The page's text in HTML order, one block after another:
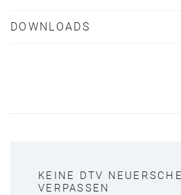
DOWNLOADS
KEINE DTV
VERPASSEN